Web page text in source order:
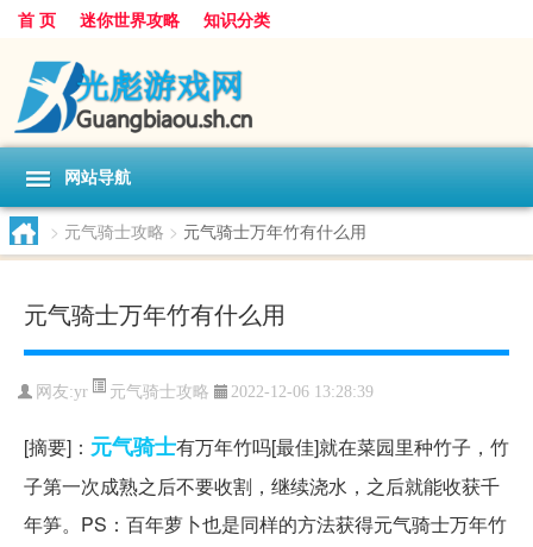
首 页 迷你世界攻略 知识分类
网站导航
> 元气骑士攻略 > 元气骑士万年竹有什么用
元气骑士万年竹有什么用
网友:yr 元气骑士攻略 2022-12-06 13:28:39
[摘要]： 元气骑士有万年竹吗[最佳]就在菜园里种竹子，竹
子第一次成熟之后不要收割，继续浇水，之后就能收获千
年笋。PS：百年萝卜也是同样的方法获得元气骑士万年竹